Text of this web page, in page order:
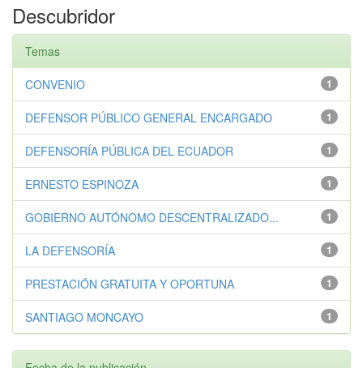
Descubridor
Temas
1
CONVENIO
1
DEFENSOR PÚBLICO GENERAL ENCARGADO
1
DEFENSORÍA PÚBLICA DEL ECUADOR
1
ERNESTO ESPINOZA
1
GOBIERNO AUTÓNOMO DESCENTRALIZADO...
1
LA DEFENSORÍA
1
PRESTACIÓN GRATUITA Y OPORTUNA
1
SANTIAGO MONCAYO